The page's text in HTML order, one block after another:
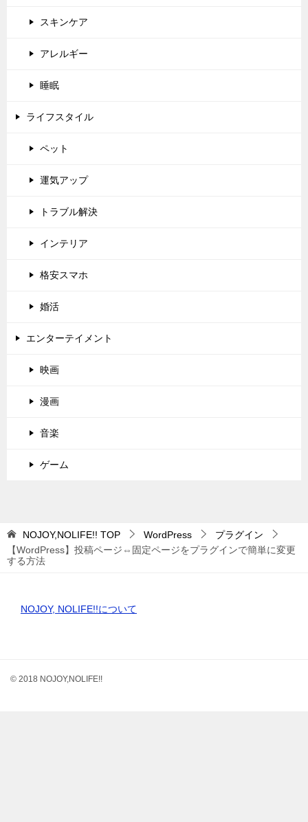
スキンケア
アレルギー
睡眠
ライフスタイル
ペット
運気アップ
トラブル解決
インテリア
格安スマホ
婚活
エンターテイメント
映画
漫画
音楽
ゲーム
NOJOY,NOLIFE!! TOP WordPress
プラグイン
【WordPress】投稿ページ⇔固定ページをプラグインで簡単に変更
する方法
NOJOY, NOLIFE!!について
© 2018 NOJOY,NOLIFE!!